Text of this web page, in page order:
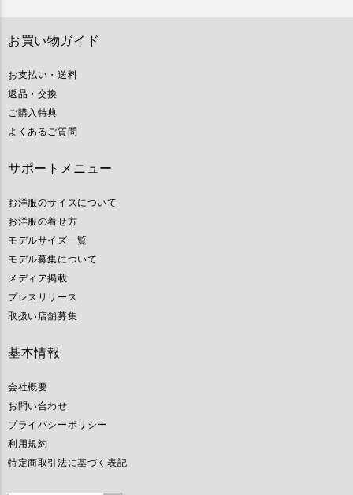
お買い物ガイド
お支払い・送料
返品・交換
ご購入特典
よくあるご質問
サポートメニュー
お洋服のサイズについて
お洋服の着せ方
モデルサイズ一覧
モデル募集について
メディア掲載
プレスリリース
取扱い店舗募集
基本情報
会社概要
お問い合わせ
プライバシーポリシー
利用規約
特定商取引法に基づく表記